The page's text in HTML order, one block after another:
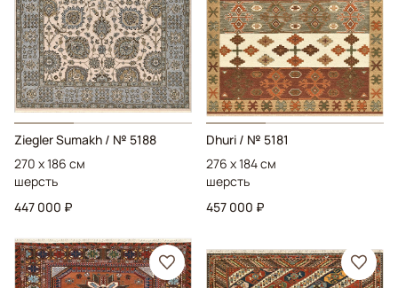
Ziegler Sumakh / № 5188
270 x 186 см
шерсть
447 000 ₽
Dhuri / № 5181
276 x 184 см
шерсть
457 000 ₽